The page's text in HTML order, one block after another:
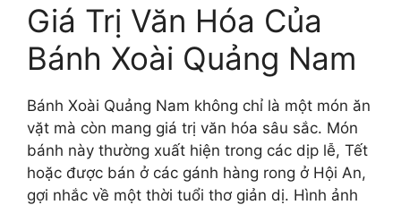
Giá Trị Văn Hóa Của
Bánh Xoài Quảng Nam
Bánh Xoài Quảng Nam không chỉ là một món ăn
vặt mà còn mang giá trị văn hóa sâu sắc. Món
bánh này thường xuất hiện trong các dịp lễ, Tết
hoặc được bán ở các gánh hàng rong ở Hội An,
gợi nhắc về một thời tuổi thơ giản dị. Hình ảnh